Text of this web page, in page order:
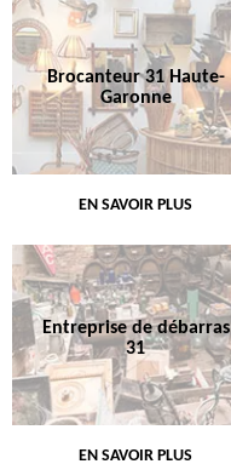
Brocanteur 31 Haute-
Garonne
EN SAVOIR PLUS
Entreprise de débarras
31
EN SAVOIR PLUS